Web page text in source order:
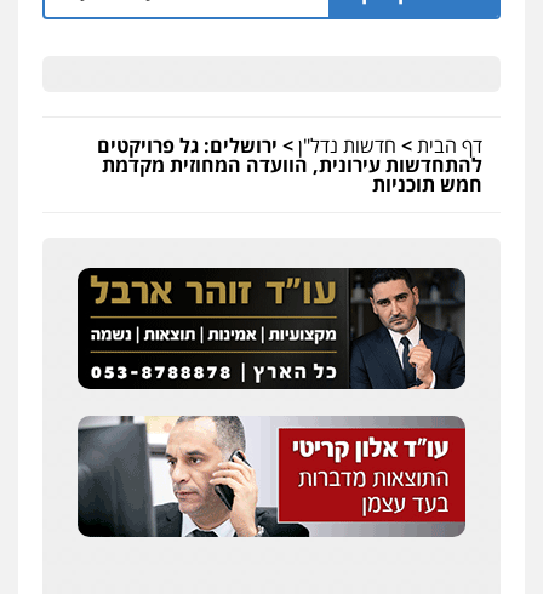
דף הבית> חדשות נדל"ן> ירושלים: גל פרויקטים
להתחדשות עירונית, הוועדה המחוזית מקדמת
חמש תוכניות